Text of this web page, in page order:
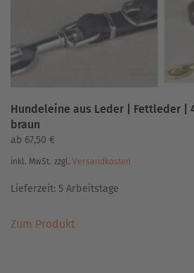
Produktseite
gewählt
werden
Hundeleine aus Leder | Fettleder |
braun
ab 67,50 €
inkl. MwSt. zzgl. Versandkosten
Lieferzeit: 5 Arbeitstage
Zum ProduktProdukt